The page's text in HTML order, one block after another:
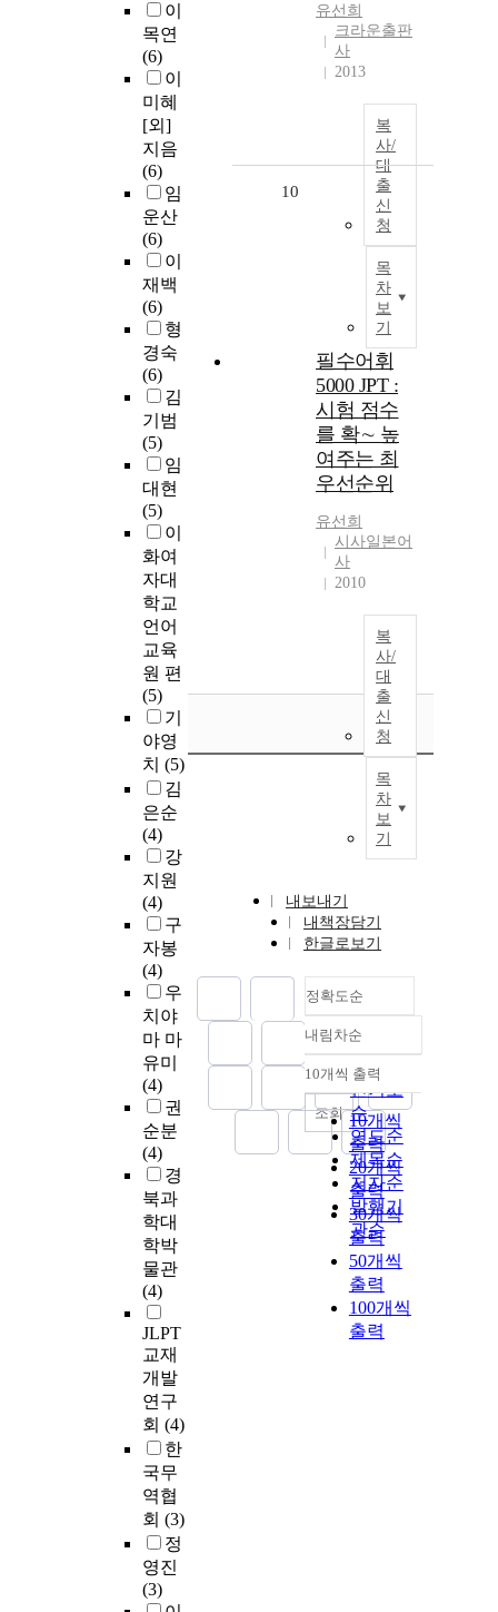
이
목연
(6)
이
미혜
[외]
지음
(6)
임
운산
(6)
이
재백
(6)
형
경숙
(6)
김
기범
(5)
임
대현
(5)
이
화여
자대
학교
언어
교육
원 편
(5)
기
야영
치 (5)
김
은순
(4)
강
지원
(4)
구
자봉
(4)
우
치야
마 마
유미
(4)
권
순분
(4)
경
북과
학대
학박
물관
(4)
JLPT
교재
개발
연구
회 (4)
한
국무
역협
회 (3)
정
영진
(3)
유선희
크라운출판
사
2013
복
사/
대
출
신
청
목
차
보
기
10
필수어휘
5000 JPT :
시험 점수
를 확∼ 높
여주는 최
우선순위
유선희
시사일본어
사
2010
복
사/
대
출
신
청
목
차
보
기
내보내기
내책장담기
한글로보기
정확도순
정확도
순
인기도
순
연도순
제목순
저자순
발행기
관순
내림차순
내림차순
10개씩 출력
10개씩
출력
20개씩
출력
30개씩
출력
50개씩
출력
100개씩
출력
조회